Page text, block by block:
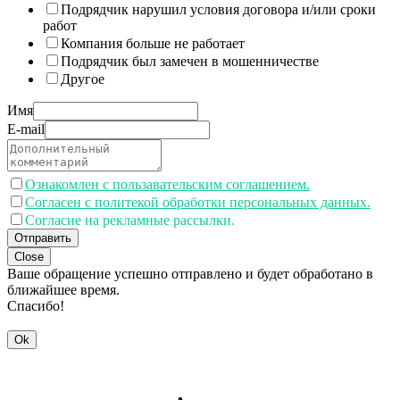
Подрядчик нарушил условия договора и/или сроки
работ
Компания больше не работает
Подрядчик был замечен в мошенничестве
Другое
Имя
E-mail
Ознакомлен с пользавательским соглашением.
Согласен с политекой обработки персональных данных.
Согласие на рекламные рассылки.
Отправить
Close
Ваше обращение успешно отправлено и будет обработано в
ближайшее время.
Спасибо!
Ok